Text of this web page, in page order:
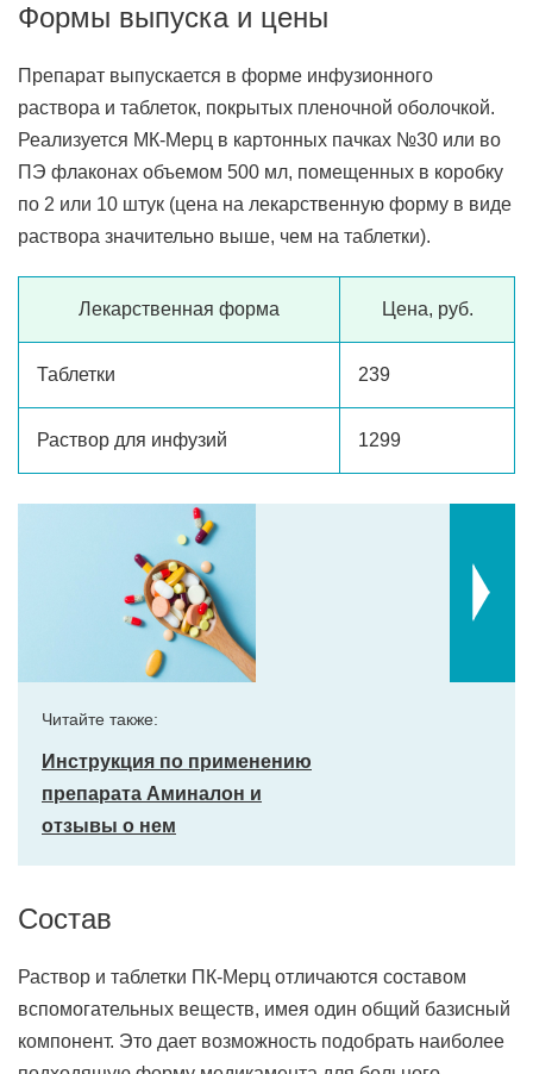
Формы выпуска и цены
Препарат выпускается в форме инфузионного
раствора и таблеток, покрытых пленочной оболочкой.
Реализуется МК-Мерц в картонных пачках №30 или во
ПЭ флаконах объемом 500 мл, помещенных в коробку
по 2 или 10 штук (цена на лекарственную форму в виде
раствора значительно выше, чем на таблетки).
Лекарственная форма Цена, руб.
Таблетки 239
Раствор для инфузий 1299
Читайте также:
Инструкция по применению
препарата Аминалон и
отзывы о нем
Состав
Раствор и таблетки ПК-Мерц отличаются составом
вспомогательных веществ, имея один общий базисный
компонент. Это дает возможность подобрать наиболее